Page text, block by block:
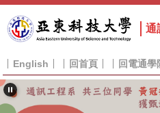
到
主
內
容
區
通
English 回首頁 回電通學